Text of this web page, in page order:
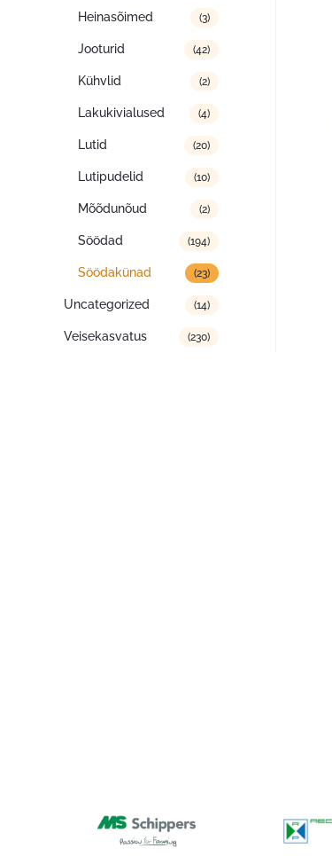
Heinasõimed (3)
Jooturid (42)
Kühvlid (2)
Lakukivialused (4)
Lutid (20)
Lutipudelid (10)
Mõõdunõud (2)
Söödad (194)
Söödakünad (23)
Uncategorized (14)
Veisekasvatus (230)